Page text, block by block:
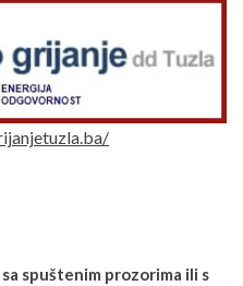
spuštenim prozorima ili s